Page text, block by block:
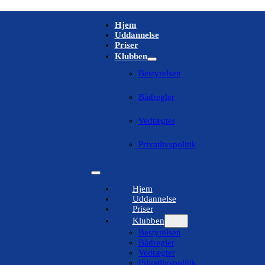
Hjem
Uddannelse
Priser
Klubben
Bestyrelsen
Bådregler
Vedtægter
Privatlivspolitik
Hjem
Uddannelse
Priser
Klubben
Bestyrelsen
Bådregler
Vedtægter
Privatlivspolitik